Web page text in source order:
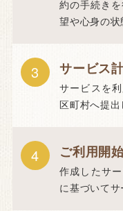
約の手続き
望や心身の状
3 サービス
サービスを
区町村へ提出
4 ご利用開
作成したサ
に基づいてサ